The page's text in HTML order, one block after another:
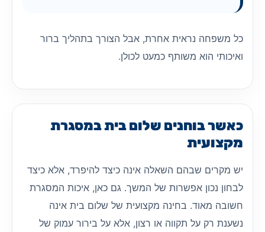
כל משפחה נראית אחרת, אבל הצורך בתהליך ברור
ואיכותי הוא משותף כמעט לכולן.
כאשר בוחנים שלום בית במסגרת
מקצועית
יש מקרים שבהם השאלה אינה כיצד להיפרד, אלא כיצד
לבחון נכון אפשרות של המשך. גם כאן, איכות המסגרת
חשובה מאוד. בחינה מקצועית של שלום בית אינה
נשענת רק על תקווה או רצון, אלא על בירור עמוק של